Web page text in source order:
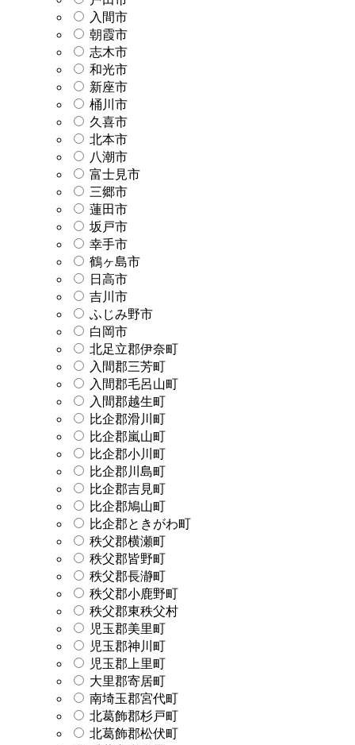
入間市
朝霞市
志木市
和光市
新座市
桶川市
久喜市
北本市
八潮市
富士見市
三郷市
蓮田市
坂戸市
幸手市
鶴ヶ島市
日高市
吉川市
ふじみ野市
白岡市
北足立郡伊奈町
入間郡三芳町
入間郡毛呂山町
入間郡越生町
比企郡滑川町
比企郡嵐山町
比企郡小川町
比企郡川島町
比企郡吉見町
比企郡鳩山町
比企郡ときがわ町
秩父郡横瀬町
秩父郡皆野町
秩父郡長瀞町
秩父郡小鹿野町
秩父郡東秩父村
児玉郡美里町
児玉郡神川町
児玉郡上里町
大里郡寄居町
南埼玉郡宮代町
北葛飾郡杉戸町
北葛飾郡松伏町